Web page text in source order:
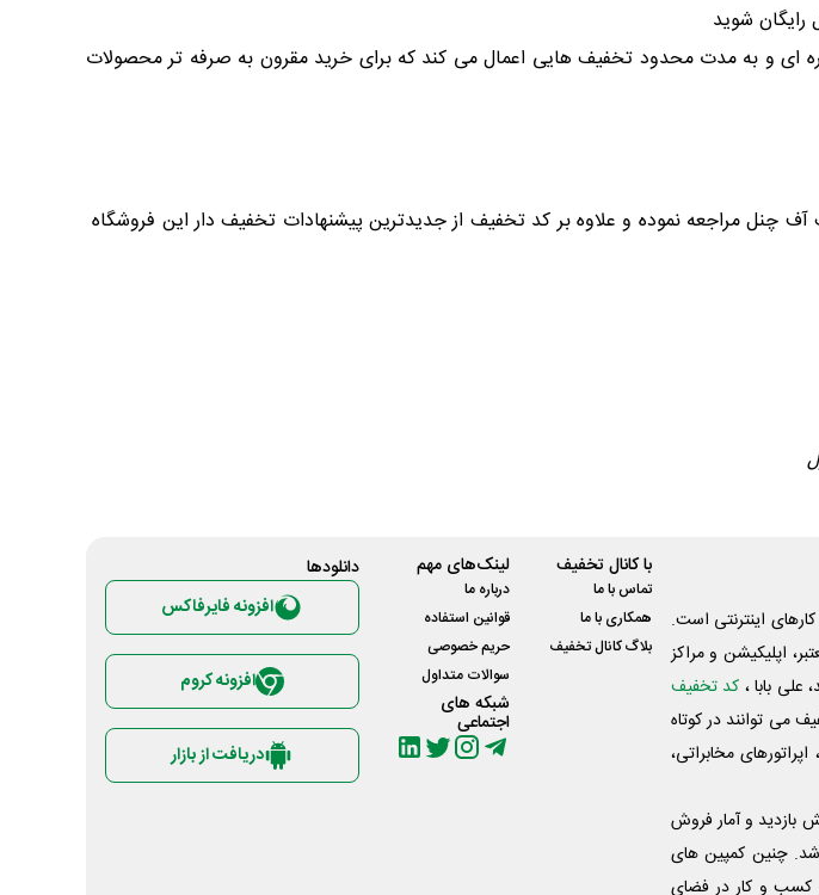
شوید
ای و به مدت محدود تخفیف هایی اعمال می کند که برای خرید مقرون به صرفه تر محصولات
چنل مراجعه نموده و علاوه بر کد تخفیف از جدیدترین پیشنهادات تخفیف دار این فروشگاه
اینترنتی است.
اپلیکیشن و مراکز
بابا ، کد تخفیف
می توانند در کوتاه
مخابراتی،
بازدید و آمار فروش
چنین کمپین های
کسب و کار در فضای
با کانال تخفیف
تماس با ما
همکاری با ما
بلاگ کانال تخفیف
لینک‌های مهم
درباره ما
قوانین استفاده
حریم خصوصی
سوالات متداول
شبکه های
اجتماعی
دانلود‌ها
افزونه فایرفاکس
افزونه کروم
دریافت از بازار